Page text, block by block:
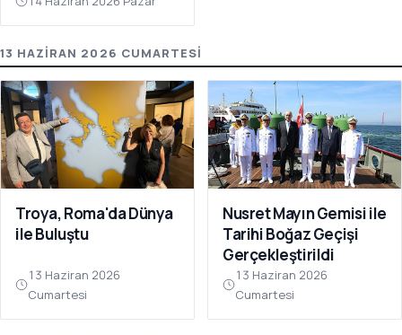
13 HAZIRAN 2026 CUMARTESI
Troya, Roma'da Dünya
ile Buluştu
13 Haziran 2026
Cumartesi
Nusret Mayın Gemisi ile
Tarihi Boğaz Geçişi
Gerçekleştirildi
13 Haziran 2026
Cumartesi